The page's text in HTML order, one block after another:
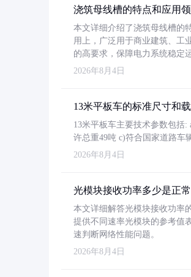
浇筑母线槽的特点和应用
本文详细介绍了浇筑母线槽的
用上，广泛用于商业建筑、工
的高要求，保障电力系统稳定
2026年8月4日
13米平板车的标准尺寸和
13米平板车主要技术参数包括:
许总重49吨 c)符合国家道路车
2026年8月4日
光模块接收功率多少是正常
本文详细解答光模块接收功率
提供不同速率光模块的参考值
速判断网络性能问题。
2026年8月4日